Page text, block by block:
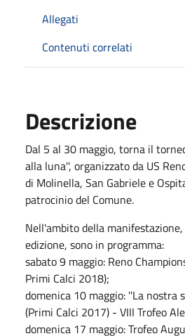
Allegati
Contenuti correlati
Descrizione
Dal 5 al 30 maggio, torna il
alla luna'', organizzato da US
di Molinella, San Gabriele e
patrocinio del Comune.
Nell'ambito della
edizione, sono in programma:
sabato 9 maggio: Reno
Primi Calci 2018);
domenica 10 maggio: ''La nostra
(Primi Calci 2017) - VIII Trofeo
domenica 17 maggio: Trofeo